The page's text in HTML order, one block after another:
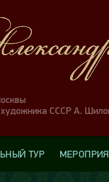
художника СССР А.
ТУР